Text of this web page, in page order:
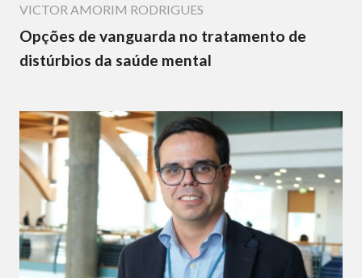
VICTOR AMORIM RODRIGUES
Opções de vanguarda no tratamento de
distúrbios da saúde mental